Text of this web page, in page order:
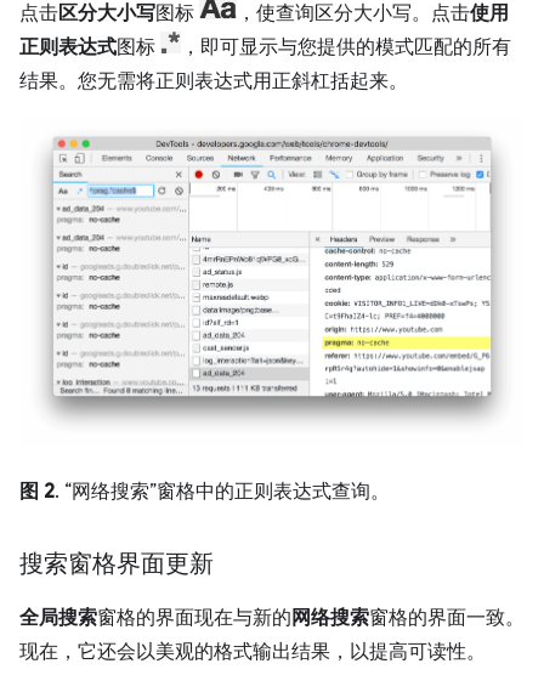
点击区分大小写图标 ，使查询区分大小写。点击使用
正则表达式图标
，即可显示与您提供的模式匹配的所有
结果。您无需将正则表达式用正斜杠括起来。
图 2. “网络搜索”窗格中的正则表达式查询。
搜索窗格界面更新
全局搜索窗格的界面现在与新的 网络搜索窗格的界面一致。
现在，它还会以美观的格式输出结果，以提高可读性。